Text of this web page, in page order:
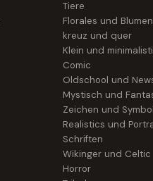
Tiere
Florales und Blumen
kreuz und quer
Klein und
Comic
Oldschool und
Mystisch und
Zeichen und
Realistics und
Schriften
Wikinger und Celtic
Horror